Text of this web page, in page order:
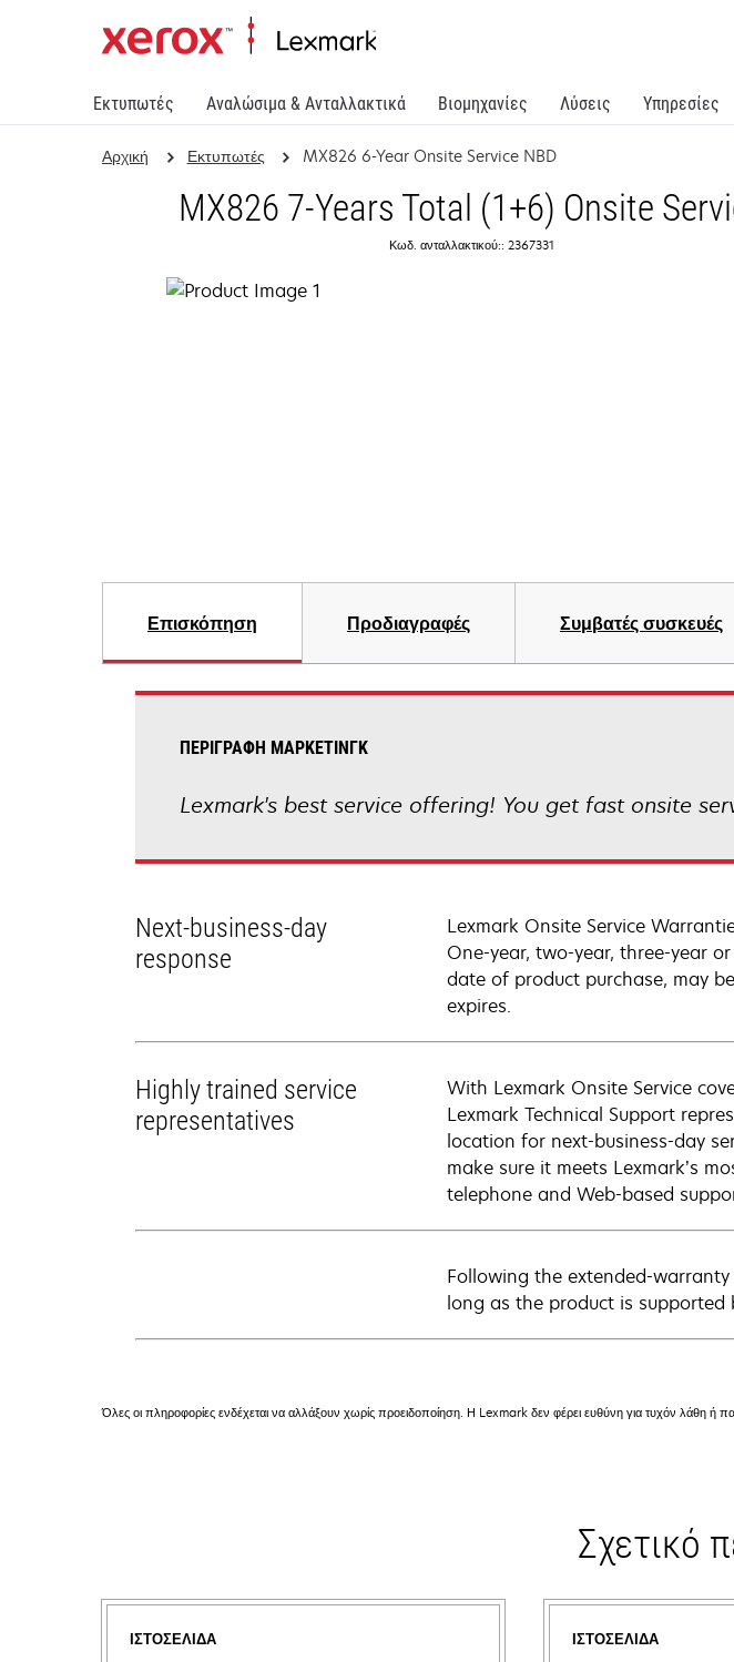
Εκτυπωτές Αναλώσιμα & Ανταλλακτικά Βιομηχανίες Λύσεις Υπηρεσίες
Αρχική Εκτυπωτές MX826 6-Year Onsite Service NBD
MX826 7-Years Total (1+6) Onsite
Κωδ. ανταλλακτικού:: 2367331
Επισκόπηση Προδιαγραφές Συμβατές συσκευές
ΠΕΡΙΓΡΑΦΉ ΜΆΡΚΕΤΙΝΓΚ
Lexmark's best service offering! You get fast onsite
Next-business-day
response
Lexmark Onsite Service
One-year, two-year, three-year
date of product purchase, may
expires.
Highly trained service
representatives
With Lexmark Onsite Service
Lexmark Technical Support
location for next-business-day
make sure it meets Lexmark’s
telephone and Web-based
Following the extended-
long as the product is supported
Όλες οι πληροφορίες ενδέχεται να αλλάξουν χωρίς προειδοποίηση. Η Lexmark δεν φέρει ευθύνη για τυχόν λάθη ή
Σχετικό
ΙΣΤΟΣΕΛΊΔΑ ΙΣΤΟΣΕΛΊΔΑ